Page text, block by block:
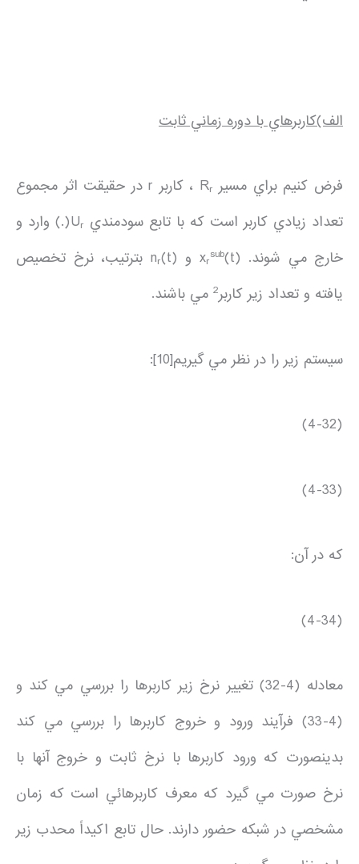
الف)كاربرهاي با دوره زماني ثابت
فرض كنيم براي مسير R r
، كاربر r در حقيقت اثر مجموع
تعداد زيادي كاربر است كه با تابع سودمندي U r
(.) وارد و
خارج مي شوند. x
rsub(t) و n r
(t) بترتيب، نرخ تخصيص
يافته و تعداد زير كاربر2 مي باشند.
سيستم زير را در نظر مي گيريم[10]:
(4-32)
(4-33)
كه در آن:
(4-34)
معادله (4-32) تغيير نرخ زير كاربرها را بررسي مي كند و
(4-33) فرآيند ورود و خروج كاربرها را بررسي مي كند
بدينصورت كه ورود كاربرها با نرخ ثابت و خروج آنها با
نرخ صورت مي گيرد كه معرف كاربرهائي است كه زمان
مشخصي در شبكه حضور دارند. حال تابع اكيداً محدب زير